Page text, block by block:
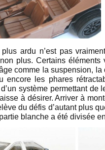
ardu n’est pas
plus. Certains
comme la suspension,
encore les phares
système permettant de
à désirer. Arriver à
du défis d’autant plus
blanche a été divisée